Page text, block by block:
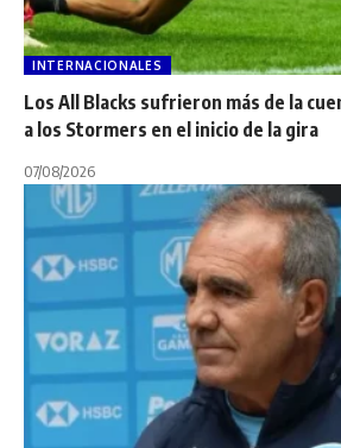
INTERNACIONALES
Los All Blacks sufrieron más de la
a los Stormers en el inicio de la gira
07/08/2026